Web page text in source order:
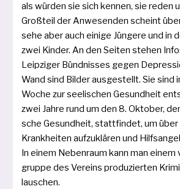
als wür­den sie sich ken­nen, sie reden
Großteil der Anwesenden scheint
sehe aber auch eini­ge Jüngere und in
zwei Kinder. An den Seiten ste­hen
Leipziger Bündnisses gegen
Wand sind Bilder aus­ge­stellt. Sie sind
Woche zur see­li­schen Gesundheit
zwei Jahre rund um den 8. Oktober,
sche Gesundheit, statt­fin­det, um
Krankheiten auf­zu­klä­ren und
In einem Neben­raum kann man
gruppe des Vereins pro­du­zier­ten
lauschen.